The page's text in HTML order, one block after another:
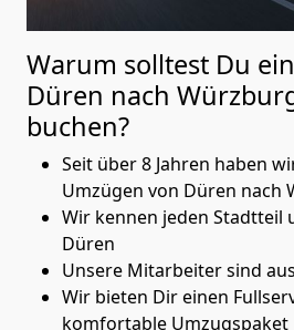
Warum solltest Du
Düren nach
buchen?
Seit über 8 Jahren haben
Umzügen von Düren nach
Wir kennen jeden Stadtteil
Düren
Unsere Mitarbeiter sind
Wir bieten Dir einen
komfortable Umzugspaket